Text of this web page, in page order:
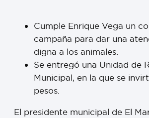
Cumple Enrique Vega un
campaña para dar una
digna a los animales.
Se entregó una Unidad de
Municipal, en la que se
pesos.
El presidente municipal de El